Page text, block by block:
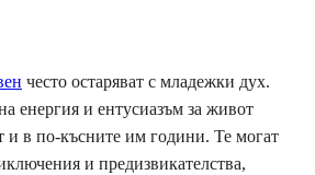
често остаряват с младежки дух.
енергия и ентусиазъм за живот
и в по-късните им години. Те могат
и предизвикателства,